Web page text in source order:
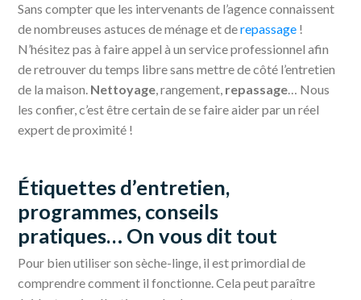
Sans compter que les intervenants de l’agence connaissent
de nombreuses astuces de ménage et derepassage !
N’hésitez pas à faire appel à un service professionnel afin
de retrouver du temps libre sans mettre de côté l’entretien
de la maison. Nettoyage, rangement, repassage… Nous
les confier, c’est être certain de se faire aider par un réel
expert de proximité !
Étiquettes d’entretien,
programmes, conseils
pratiques… On vous dit tout
Pour bien utiliser son sèche-linge, il est primordial de
comprendre comment il fonctionne. Cela peut paraître